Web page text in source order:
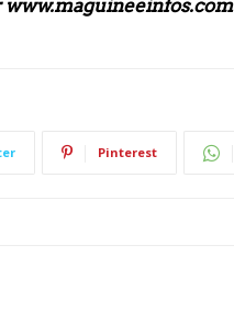
Pinterest